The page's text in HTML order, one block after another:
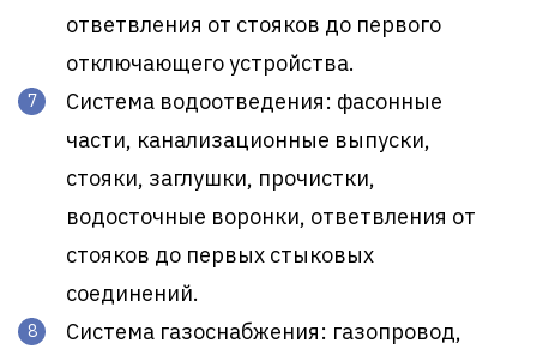
ответвления от стояков до первого
отключающего устройства.
Система водоотведения: фасонные
части, канализационные выпуски,
стояки, заглушки, прочистки,
водосточные воронки, ответвления от
стояков до первых стыковых
соединений.
Система газоснабжения: газопровод,